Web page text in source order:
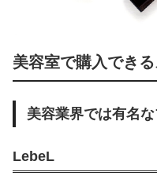
美容室で購入でき
美容業界では有名
LebeL